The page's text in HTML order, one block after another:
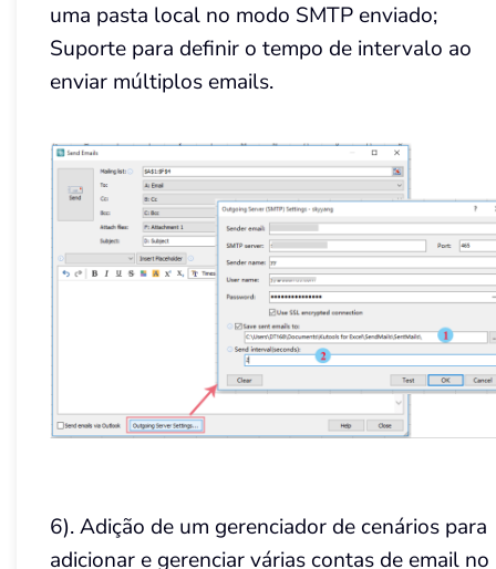
uma pasta local no modo SMTP enviado;
Suporte para definir o tempo de intervalo ao
enviar múltiplos emails.
6). Adição de um gerenciador de cenários para
adicionar e gerenciar várias contas de email no